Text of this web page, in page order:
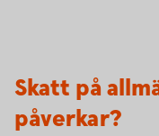
Skatt på
påverkar?